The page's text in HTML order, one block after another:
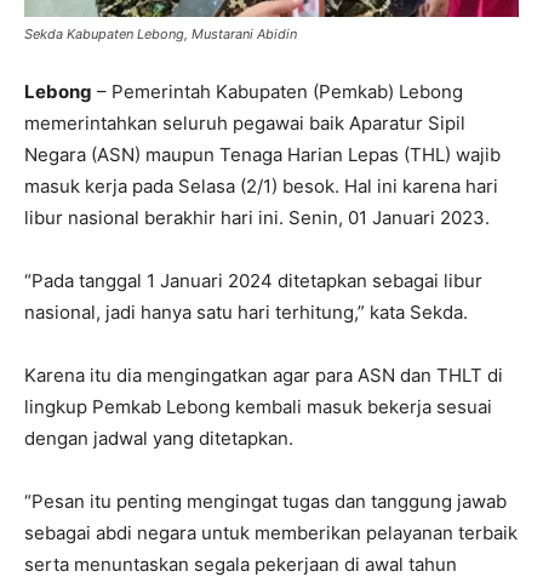
Sekda Kabupaten Lebong, Mustarani Abidin
Lebong – Pemerintah Kabupaten (Pemkab) Lebong
memerintahkan seluruh pegawai baik Aparatur Sipil
Negara (ASN) maupun Tenaga Harian Lepas (THL) wajib
masuk kerja pada Selasa (2/1) besok. Hal ini karena hari
libur nasional berakhir hari ini. Senin, 01 Januari 2023.
“Pada tanggal 1 Januari 2024 ditetapkan sebagai libur
nasional, jadi hanya satu hari terhitung,” kata Sekda.
Karena itu dia mengingatkan agar para ASN dan THLT di
lingkup Pemkab Lebong kembali masuk bekerja sesuai
dengan jadwal yang ditetapkan.
“Pesan itu penting mengingat tugas dan tanggung jawab
sebagai abdi negara untuk memberikan pelayanan terbaik
serta menuntaskan segala pekerjaan di awal tahun